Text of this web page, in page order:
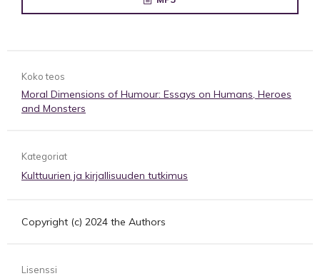
Koko teos
Moral Dimensions of Humour: Essays on Humans, Heroes
and Monsters
Kategoriat
Kulttuurien ja kirjallisuuden tutkimus
Copyright (c) 2024 the Authors
Lisenssi